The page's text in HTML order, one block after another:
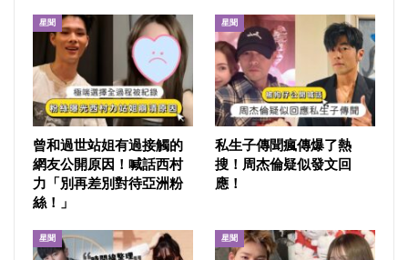
星聞
曾和過世站姐有過接觸的
網友公開原因！喊話西村
力「別再差別對待亞洲粉
絲！」
星聞
私生子傳聞瘋傳爆了熱
搜！周杰倫疑似發文回
應！
星聞 星聞